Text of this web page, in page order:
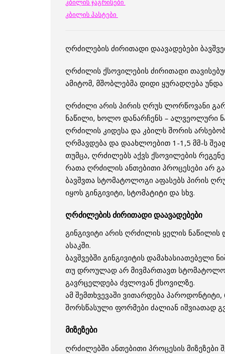
კბილის ჯაგრისები
კბილის პასტები
ღრძილების ძირითადი დაავადებები
ღრძილის ქსოვილების ძირითადი
ამიტომ, მშობლებმა დიდი ყურადღება უნდა
ღრძილი არის პირის ღრუს ლორწოვანი
ნაწილი, ხოლო დანარჩენს – ალვეოლური
ღრძილის კიდესა და კბილს შორის
ღრმავდება და დაახლოებით 1-1,5 მმ-ს
თუმცა, ღრძილებს აქვს ქსოვილების
რათა ღრძილის ანთებითი პროცესები არ
ბავშვთა სტომატოლოგი აფასებს პირის
იყოს გინგივიტი, სტომატიტი და სხვ.
ღრძილების ძირითადი დაავადებები
გინგივიტი არის ღრძილის ყელის ნაწილის
ასაკში.
ბავშვებში გინგივიტის
თუ დროულად არ მივმართავთ
გავრცელდება ძვლოვან ქსოვილზე.
ამ შემთხვევაში ვითარდება
შორსწასული ფორმები ძალიან იშვიათად
მიზეზები
ღრძილებში ანთებითი პროცესის მიზეზები